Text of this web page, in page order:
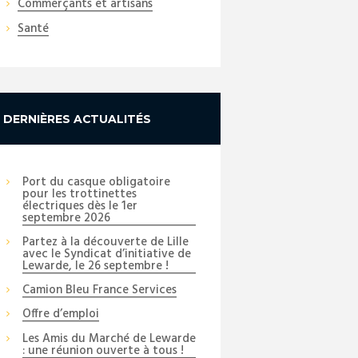
Commerçants et artisans
Santé
DERNIÈRES ACTUALITÉS
Port du casque obligatoire
pour les trottinettes
électriques dès le 1er
septembre 2026
Partez à la découverte de Lille
avec le Syndicat d’initiative de
Lewarde, le 26 septembre !
Camion Bleu France Services
Offre d’emploi
Les Amis du Marché de Lewarde
: une réunion ouverte à tous !